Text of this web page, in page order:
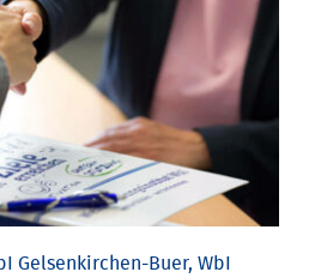
Gelsenkirchen-Buer, WbI